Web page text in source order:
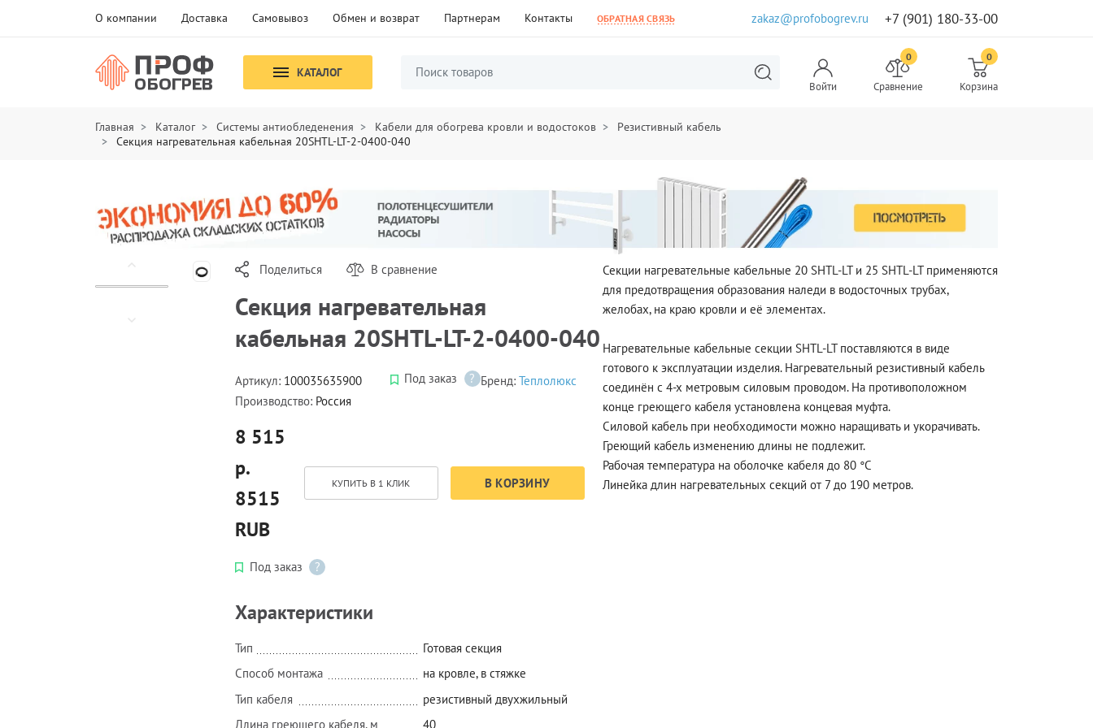
О компании Доставка Самовывоз Обмен и возврат Партнерам Контакты ОБРАТНАЯ СВЯЗЬ zakaz@profobogrev.ru +7 (901) 180-33-00
КАТАЛОГ
Войти
0
Сравнение
0
Корзина
Главная Каталог Системы антиобледенения Кабели для обогрева кровли и водостоков
Резистивный кабель
Секция нагревательная кабельная 20SHTL-LT-2-0400-040
Поделиться В сравнение
Секция нагревательная
кабельная 20SHTL-LT-2-0400-040
Артикул: 100035635900 Под заказ ? Бренд: Теплолюкс
Производство: Россия
8 515
р.
8515
RUB
КУПИТЬ В 1 КЛИК В КОРЗИНУ
Под заказ ?
Характеристики
Тип
Готовая секция
Способ монтажа
на кровле, в стяжке
Тип кабеля
резистивный двухжильный
Длина греющего кабеля, м
40
Секции нагревательные кабельные 20 SHTL-LT и 25 SHTL-LT применяются
для предотвращения образования наледи в водосточных трубах,
желобах, на краю кровли и её элементах.
Нагревательные кабельные секции SHTL-LT поставляются в виде
готового к эксплуатации изделия. Нагревательный резистивный кабель
соединён с 4-х метровым силовым проводом. На противоположном
конце греющего кабеля установлена концевая муфта.
Силовой кабель при необходимости можно наращивать и укорачивать.
Греющий кабель изменению длины не подлежит.
Рабочая температура на оболочке кабеля до 80 °С
Линейка длин нагревательных секций от 7 до 190 метров.